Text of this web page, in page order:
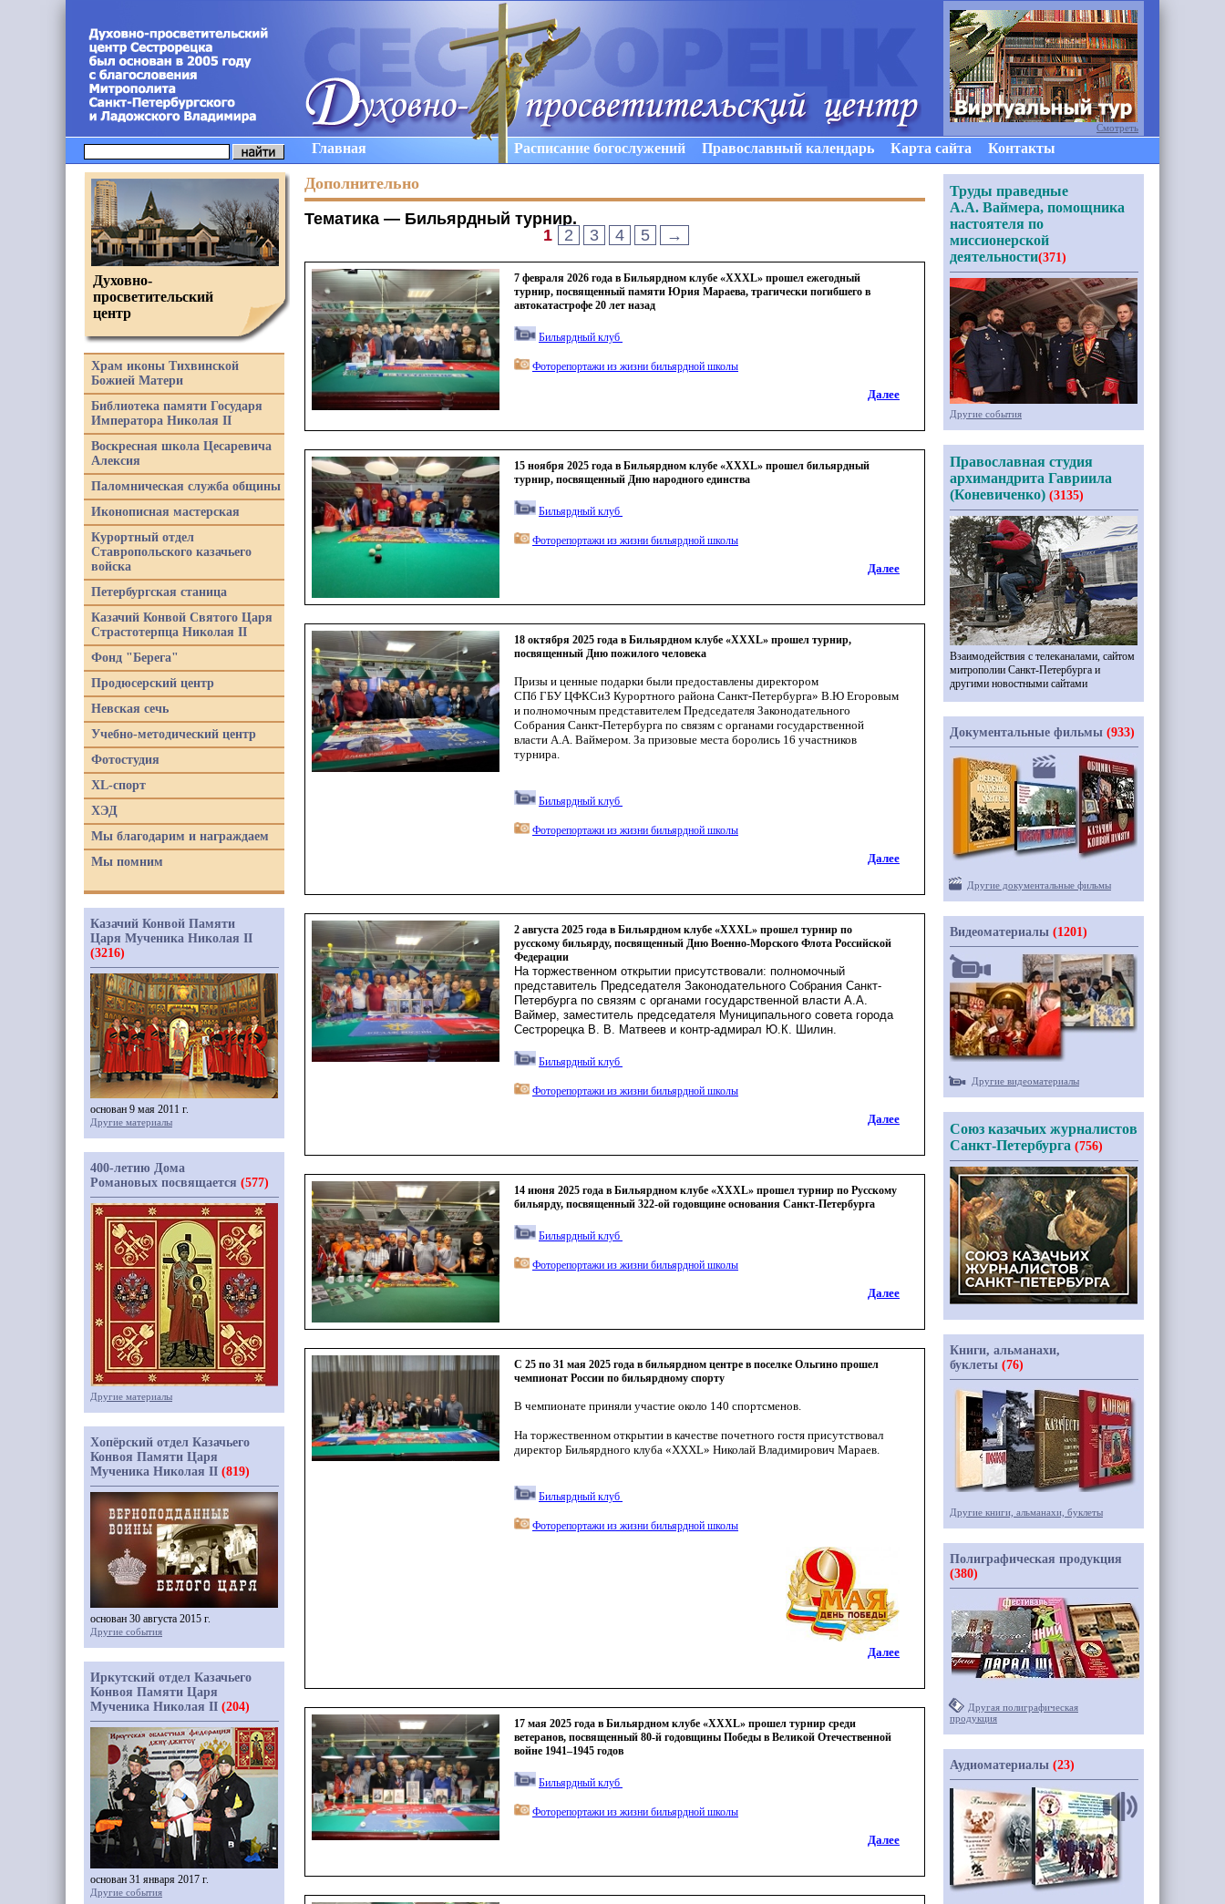
Главная Расписание богослужений Православный календарь Карта сайта Контакты
Дополнительно
Тематика — Бильярдный турнир.
1
2 3 4 5 →
7 февраля 2026 года в Бильярдном клубе «XXXL» прошел ежегодный
турнир, посвященный памяти Юрия Мараева, трагически погибшего в
автокатастрофе 20 лет назад
Бильярдный клуб
Фоторепортажи из жизни бильярдной школы
Далее
15 ноября 2025 года в Бильярдном клубе «XXXL» прошел бильярдный
турнир, посвященный Дню народного единства
Бильярдный клуб
Фоторепортажи из жизни бильярдной школы
Далее
18 октября 2025 года в Бильярдном клубе «XXXL» прошел турнир,
посвященный Дню пожилого человека
Призы и ценные подарки были предоставлены директором
СПб ГБУ ЦФКСиЗ Курортного района Санкт-Петербурга» В.Ю Егоровым
и полномочным представителем Председателя Законодательного
Собрания Санкт-Петербурга по связям с органами государственной
власти А.А. Ваймером. За призовые места боролись 16 участников
турнира.
Бильярдный клуб
Фоторепортажи из жизни бильярдной школы
Далее
2 августа 2025 года в Бильярдном клубе «ХХХL» прошел турнир по
русскому бильярду, посвященный Дню Военно-Морского Флота Российской
Федерации
На торжественном открытии присутствовали: полномочный
представитель Председателя Законодательного Собрания Санкт-
Петербурга по связям с органами государственной власти А.А.
Ваймер, заместитель председателя Муниципального совета города
Сестрорецка В. В. Матвеев и контр-адмирал Ю.К. Шилин.
Бильярдный клуб
Фоторепортажи из жизни бильярдной школы
Далее
14 июня 2025 года в Бильярдном клубе «XXXL» прошел турнир по Русскому
бильярду, посвященный 322-ой годовщине основания Санкт-Петербурга
Бильярдный клуб
Фоторепортажи из жизни бильярдной школы
Далее
С 25 по 31 мая 2025 года в бильярдном центре в поселке Ольгино прошел
чемпионат России по бильярдному спорту
В чемпионате приняли участие около 140 спортсменов.
На торжественном открытии в качестве почетного гостя присутствовал
директор Бильярдного клуба «XXXL» Николай Владимирович Мараев.
Бильярдный клуб
Фоторепортажи из жизни бильярдной школы
Далее
17 мая 2025 года в Бильярдном клубе «XXXL» прошел турнир среди
ветеранов, посвященный 80-й годовщины Победы в Великой Отечественной
войне 1941–1945 годов
Бильярдный клуб
Фоторепортажи из жизни бильярдной школы
Далее
Духовно-
просветительский
центр
Храм иконы Тихвинской
Божией Матери
Библиотека памяти Государя
Императора Николая II
Воскресная школа Цесаревича
Алексия
Паломническая служба общины
Иконописная мастерская
Курортный отдел
Ставропольского казачьего
войска
Петербургская станица
Казачий Конвой Святого Царя
Страстотерпца Николая II
Фонд "Берега"
Продюсерский центр
Невская сечь
Учебно-методический центр
Фотостудия
XL-спорт
ХЭД
Мы благодарим и награждаем
Мы помним
Казачий Конвой Памяти
Царя Мученика Николая II
(3216)
основан 9 мая 2011 г.
Другие материалы
400-летию Дома
Романовых посвящается (577)
Другие материалы
Хопёрский отдел Казачьего
Конвоя Памяти Царя
Мученика Николая II (819)
основан 30 августа 2015 г.
Другие события
Иркутский отдел Казачьего
Конвоя Памяти Царя
Мученика Николая II (204)
основан 31 января 2017 г.
Другие события
Смотреть
Труды праведные
А.А. Ваймера, помощника
настоятеля по
миссионерской
деятельности(371)
Другие события
Православная студия
архимандрита Гавриила
(Коневиченко) (3135)
Взаимодействия с телеканалами, сайтом
митрополии Санкт-Петербурга и
другими новостными сайтами
Документальные фильмы (933)
Другие документальные фильмы
Видеоматериалы (1201)
Другие видеоматериалы
Союз казачьих журналистов
Санкт-Петербурга (756)
Книги, альманахи,
буклеты (76)
Другие книги, альманахи, буклеты
Полиграфическая продукция
(380)
Другая полиграфическая
продукция
Аудиоматериалы (23)